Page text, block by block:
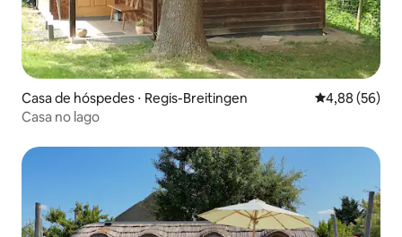
Casa de hóspedes ⋅ Regis-Breitingen 4,88 de uma
4,88 (56)
Casa no lago